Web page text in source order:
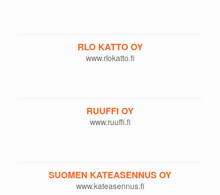
RLO KATTO OY
www.rlokatto.fi
RUUFFI OY
www.ruuffi.fi
SUOMEN KATEASENNUS OY
www.kateasennus.fi